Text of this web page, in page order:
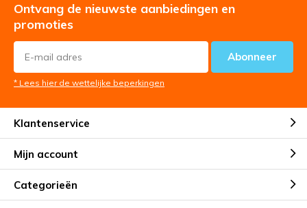
Ontvang de nieuwste aanbiedingen en
promoties
Abonneer
* Lees hier de wettelijke beperkingen
Klantenservice
Mijn account
Categorieën